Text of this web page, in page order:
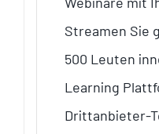
Streamen Sie
500 Leuten
Learning
Drittanbieter-